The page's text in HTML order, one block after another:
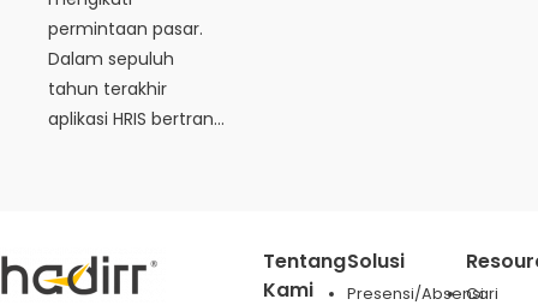
permintaan pasar.
Dalam sepuluh
tahun terakhir
aplikasi HRIS bertran...
Tentang
Kami
Solusi
Presensi/AbsensiCari